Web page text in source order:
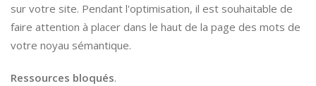
sur votre site. Pendant l'optimisation, il est souhaitable de
faire attention à placer dans le haut de la page des mots de
votre noyau sémantique.
Ressources bloqués.